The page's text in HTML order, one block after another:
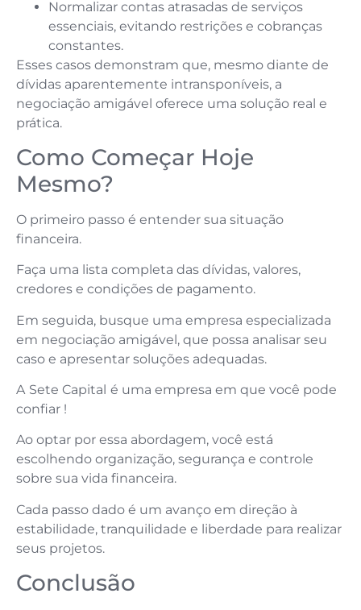
Normalizar contas atrasadas de serviços
essenciais, evitando restrições e cobranças
constantes.
Esses casos demonstram que, mesmo diante de
dívidas aparentemente intransponíveis, a
negociação amigável oferece uma solução real e
prática.
Como Começar Hoje
Mesmo?
O primeiro passo é entender sua situação
financeira.
Faça uma lista completa das dívidas, valores,
credores e condições de pagamento.
Em seguida, busque uma empresa especializada
em negociação amigável, que possa analisar seu
caso e apresentar soluções adequadas.
A Sete Capital é uma empresa em que você pode
confiar !
Ao optar por essa abordagem, você está
escolhendo organização, segurança e controle
sobre sua vida financeira.
Cada passo dado é um avanço em direção à
estabilidade, tranquilidade e liberdade para realizar
seus projetos.
Conclusão